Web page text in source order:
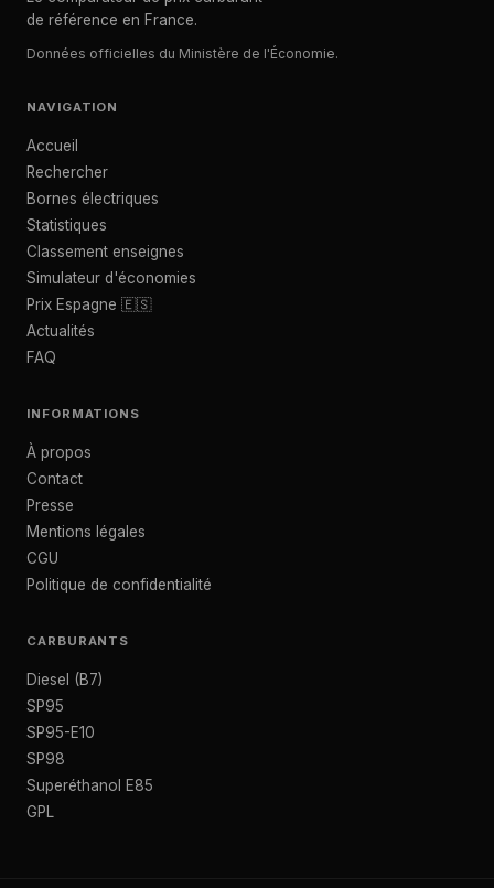
de référence en France.
Données officielles du Ministère de l'Économie.
NAVIGATION
Accueil
Rechercher
Bornes électriques
Statistiques
Classement enseignes
Simulateur d'économies
Prix Espagne 🇪🇸
Actualités
FAQ
INFORMATIONS
À propos
Contact
Presse
Mentions légales
CGU
Politique de confidentialité
CARBURANTS
Diesel (B7)
SP95
SP95-E10
SP98
Superéthanol E85
GPL